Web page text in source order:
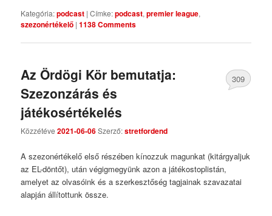
Kategória:podcast |Címke:podcast,premier league,
szezonértékelő |1138 Comments
Az Ördögi Kör bemutatja:
Szezonzárás és
játékosértékelés
Közzétéve2021-06-06Szerző:stretfordend
309
A szezonértékelő első részében kínozzuk magunkat (kitárgyaljuk
az EL-döntőt), után végigmegyünk azon a játékostoplistán,
amelyet az olvasóink és a szerkesztőség tagjainak szavazatai
alapján állítottunk össze.